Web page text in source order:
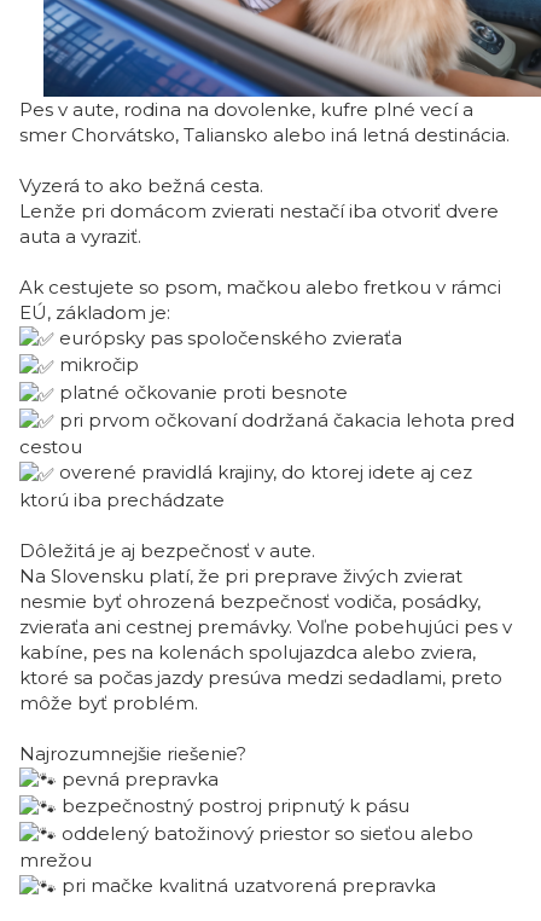
Pes v aute, rodina na dovolenke, kufre plné vecí a
smer Chorvátsko, Taliansko alebo iná letná destinácia.
Vyzerá to ako bežná cesta.
Lenže pri domácom zvierati nestačí iba otvoriť dvere
auta a vyraziť.
Ak cestujete so psom, mačkou alebo fretkou v rámci
EÚ, základom je:
európsky pas spoločenského zvieraťa
mikročip
platné očkovanie proti besnote
pri prvom očkovaní dodržaná čakacia lehota pred
cestou
overené pravidlá krajiny, do ktorej idete aj cez
ktorú iba prechádzate
Dôležitá je aj bezpečnosť v aute.
Na Slovensku platí, že pri preprave živých zvierat
nesmie byť ohrozená bezpečnosť vodiča, posádky,
zvieraťa ani cestnej premávky. Voľne pobehujúci pes v
kabíne, pes na kolenách spolujazdca alebo zviera,
ktoré sa počas jazdy presúva medzi sedadlami, preto
môže byť problém.
Najrozumnejšie riešenie?
pevná prepravka
bezpečnostný postroj pripnutý k pásu
oddelený batožinový priestor so sieťou alebo
mrežou
pri mačke kvalitná uzatvorená prepravka